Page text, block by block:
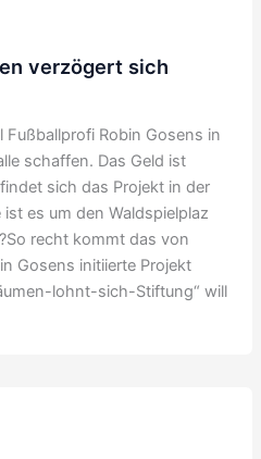
verzögert sich
Fußballprofi Robin Gosens in
schaffen. Das Geld ist
sich das Projekt in der
es um den Waldspielplaz
recht kommt das von
Gosens initiierte Projekt
lohnt-sich-Stiftung“ will